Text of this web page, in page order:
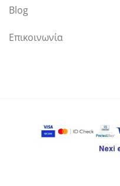
Blog
Επικοινωνία